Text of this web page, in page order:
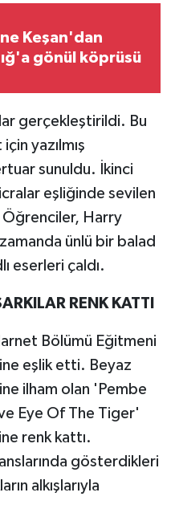
Keşan'dan
gönül köprüsü
gerçekleştirildi. Bu
yazılmış
sunuldu. İkinci
eşliğinde sevilen
Harry
ünlü bir balad
eserleri çaldı.
RENK KATTI
Bölümü Eğitmeni
eşlik etti. Beyaz
ilham olan 'Pembe
Eye Of The Tiger'
renk kattı.
gösterdikleri
alkışlarıyla